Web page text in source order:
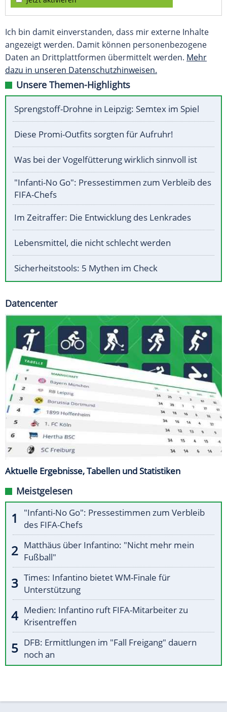
Ich bin damit einverstanden, dass mir externe Inhalte
angezeigt werden. Damit können personenbezogene
Daten an Drittplattformen übermittelt werden. Mehr
dazu in unseren Datenschutzhinweisen.
Unsere Themen-Highlights
Sprengstoff-Drohne in Leipzig: Semtex im Spiel
Diese Promi-Outfits sorgten für Aufruhr!
Was bei der Vogelfütterung wirklich sinnvoll ist
"Infanti-No Go": Pressestimmen zum Verbleib des
FIFA-Chefs
Im Zeitraffer: Die Entwicklung des Lenkrades
Lebensmittel, die nicht schlecht werden
Sicherheitstools: 5 Mythen im Check
Datencenter
Aktuelle Ergebnisse, Tabellen und Statistiken
Meistgelesen
"Infanti-No Go": Pressestimmen zum Verbleib
des FIFA-Chefs
Matthäus über Infantino: "Nicht mehr mein
Fußball"
Times: Infantino bietet WM-Finale für
Unterstützung
Medien: Infantino ruft FIFA-Mitarbeiter zu
Krisentreffen
DFB: Ermittlungen im "Fall Freigang" dauern
noch an